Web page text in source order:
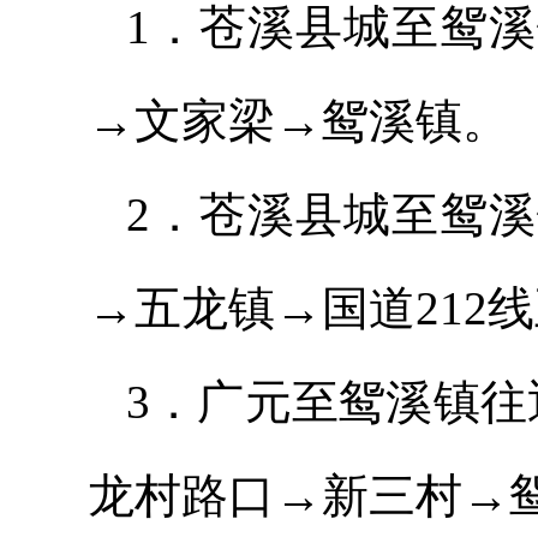
1．苍溪县城至鸳
→文家梁→鸳溪镇。
2．苍溪县城至鸳
→五龙镇→国道212
3．广元至鸳溪镇
龙村路口→新三村→